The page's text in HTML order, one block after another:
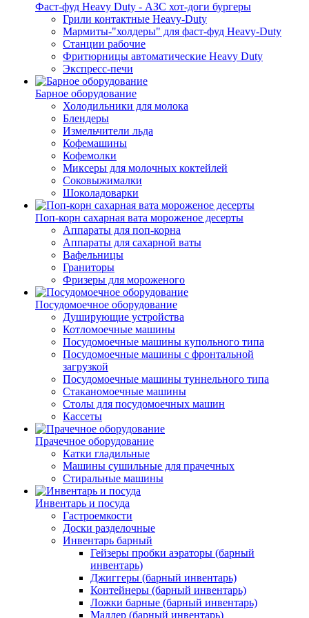
Фаст-фуд Heavy Duty - АЗС хот-доги бургеры
Грили контактные Heavy-Duty
Мармиты-"холдеры" для фаст-фуд Heavy-Duty
Станции рабочие
Фритюрницы автоматические Heavy Duty
Экспресс-печи
Барное оборудование
Холодильники для молока
Блендеры
Измельчители льда
Кофемашины
Кофемолки
Миксеры для молочных коктейлей
Соковыжималки
Шоколадоварки
Поп-корн сахарная вата мороженое десерты
Аппараты для поп-корна
Аппараты для сахарной ваты
Вафельницы
Граниторы
Фризеры для мороженого
Посудомоечное оборудование
Душирующие устройства
Котломоечные машины
Посудомоечные машины купольного типа
Посудомоечные машины с фронтальной
загрузкой
Посудомоечные машины туннельного типа
Стаканомоечные машины
Столы для посудомоечных машин
Кассеты
Прачечное оборудование
Катки гладильные
Машины сушильные для прачечных
Стиральные машины
Инвентарь и посуда
Гастроемкости
Доски разделочные
Инвентарь барный
Гейзеры пробки аэраторы (барный
инвентарь)
Джиггеры (барный инвентарь)
Контейнеры (барный инвентарь)
Ложки барные (барный инвентарь)
Мадлер (барный инвентарь)